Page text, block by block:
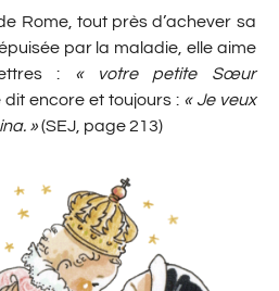
Rome, tout près d’achever sa
par la maladie, elle aime
: « votre petite Sœur
dit encore et toujours : « Je veux
»(SEJ, page 213)